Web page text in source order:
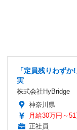
「定員残りわず
実
株式会社HyBridge
神奈川県
月給30万円～
正社員